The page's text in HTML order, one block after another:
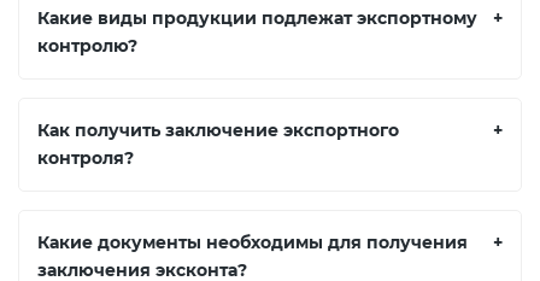
Какие виды продукции подлежат экспортному
контролю?
+
Как получить заключение экспортного
контроля?
+
Какие документы необходимы для получения
заключения эксконта?
+